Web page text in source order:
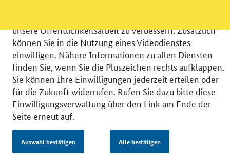
© 2026 Bundesministerium für Wirtschaft und Energie
RSS
Benutzerhinweise
Inhaltsverzeichnis
Impressum
Barrierefreiheit
Datenschutz
Einwilligungsverwaltung
unsere Öffentlichkeitsarbeit zu verbessern. Zusätzlich
können Sie in die Nutzung eines Videodienstes
einwilligen. Nähere Informationen zu allen Diensten
finden Sie, wenn Sie die Pluszeichen rechts aufklappen.
Sie können Ihre Einwilligungen jederzeit erteilen oder
für die Zukunft widerrufen. Rufen Sie dazu bitte diese
Einwilligungsverwaltung über den Link am Ende der
Seite erneut auf.
Auswahl bestätigen Alle bestätigen